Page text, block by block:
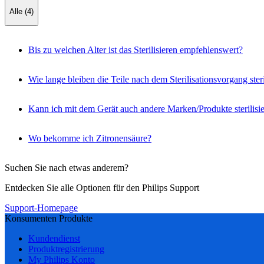
Alle (4)
Bis zu welchen Alter ist das Sterilisieren empfehlenswert?
Wie lange bleiben die Teile nach dem Sterilisationsvorgang
Kann ich mit dem Gerät auch andere Marken/Produkte
Wo bekomme ich Zitronensäure?
Suchen Sie nach etwas anderem?
Entdecken Sie alle Optionen für den Philips Support
Support-Homepage
Konsumenten Produkte
Kundendienst
Produktregistrierung
My Philips Konto